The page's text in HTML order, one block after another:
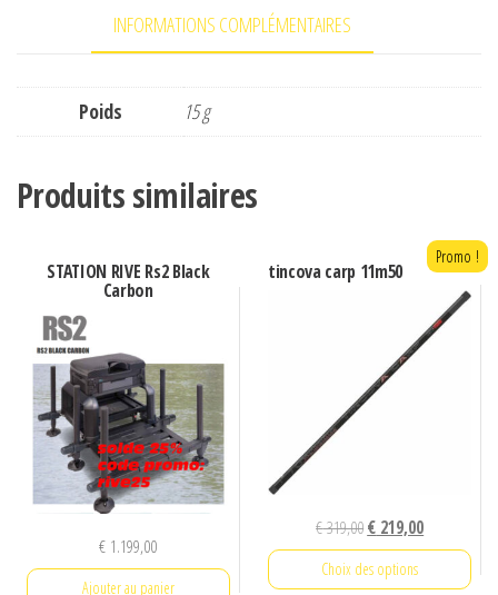
INFORMATIONS COMPLÉMENTAIRES
Poids 15 g
Produits similaires
STATION RIVE Rs2 Black
Carbon
€ 1.199,00
Ajouter au panier
tincova carp 11m50
Promo !
€319,00Le
prix
initial
€ 219,00Le
prix
Choix des options